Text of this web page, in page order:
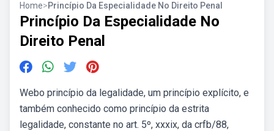
Home>Princípio Da Especialidade No Direito Penal
Princípio Da Especialidade No
Direito Penal
Webo princípio da legalidade, um princípio explícito, e
também conhecido como princípio da estrita
legalidade, constante no art. 5º, xxxix, da crfb/88,